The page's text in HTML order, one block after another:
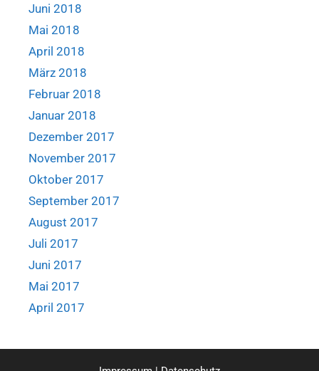
Juni 2018
Mai 2018
April 2018
März 2018
Februar 2018
Januar 2018
Dezember 2017
November 2017
Oktober 2017
September 2017
August 2017
Juli 2017
Juni 2017
Mai 2017
April 2017